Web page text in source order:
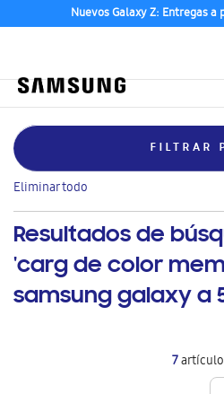
Nuevos Galaxy Z: Entregas a
Resultados de
'carg de color
samsung galaxy a
7
FILTRAR
este
artículo
Eliminar todo